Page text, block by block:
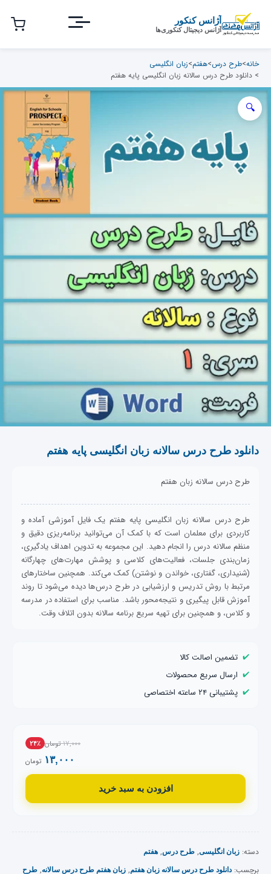
محتوای
اصلی
آژانس کنکور
آژانس دیجیتال کنکوری‌ها
خانه>طرح درس>هفتم>زبان انگلیسی
> دانلود طرح درس سالانه زبان انگلیسی پایه هفتم
دانلود طرح درس سالانه زبان انگلیسی پایه هفتم
طرح درس سالانه زبان هفتم
طرح درس سالانه زبان انگلیسی پایه هفتم یک فایل آموزشی آماده و
کاربردی برای معلمان است که با کمک آن می‌توانید برنامه‌ریزی دقیق و
منظم سالانه درس را انجام دهید. این مجموعه به تدوین اهداف یادگیری،
زمان‌بندی جلسات، فعالیت‌های کلاسی و پوشش مهارت‌های چهارگانه
(شنیداری، گفتاری، خواندن و نوشتن) کمک می‌کند. همچنین ساختارهای
مرتبط با روش تدریس و ارزشیابی در طرح درس‌ها دیده می‌شود تا روند
آموزش قابل پیگیری و نتیجه‌محور باشد. مناسب برای استفاده در مدرسه
و کلاس، و همچنین برای تهیه سریع برنامه سالانه بدون اتلاف وقت.
✔️ تضمین اصالت کالا
✔️ ارسال سریع محصولات
✔️ پشتیبانی ۲۴ ساعته اختصاصی
۱۷,۰۰۰ تومان ۲۴٪
۱۳,۰۰۰ تومان
افزودن به سبد خرید
دسته: زبان انگلیسی, طرح درس, هفتم
برچسب:دانلود طرح درس سالانه زبان هفتم, زبان هفتم طرح درس سالانه, طرح